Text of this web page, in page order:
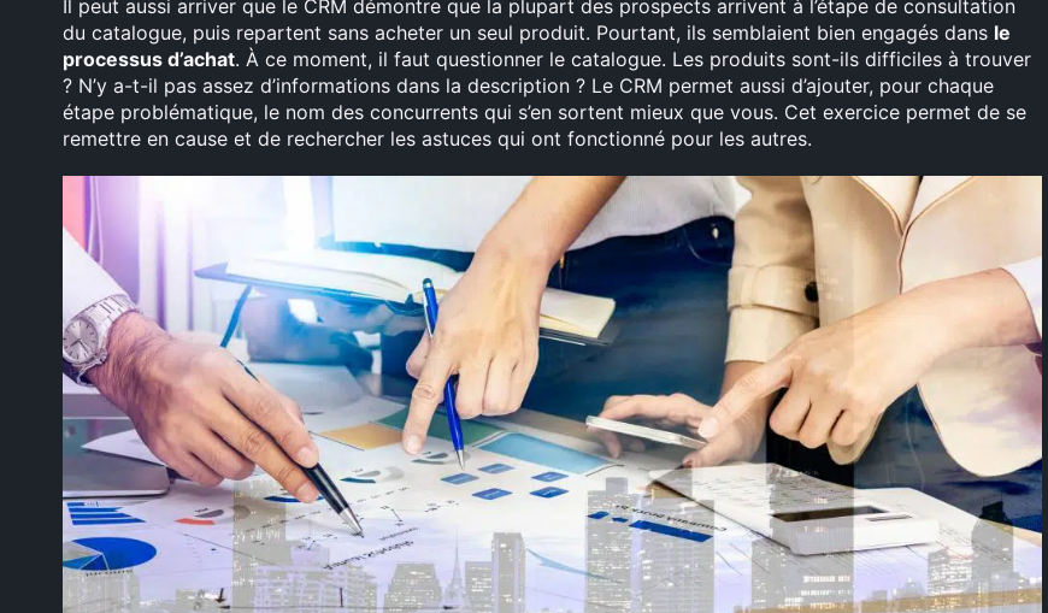
Il peut aussi arriver que le CRM démontre que la plupart des prospects arrivent à l’étape de consultation
du catalogue, puis repartent sans acheter un seul produit. Pourtant, ils semblaient bien engagés dans le
processus d’achat. À ce moment, il faut questionner le catalogue. Les produits sont-ils difficiles à trouver
? N’y a-t-il pas assez d’informations dans la description ? Le CRM permet aussi d’ajouter, pour chaque
étape problématique, le nom des concurrents qui s’en sortent mieux que vous. Cet exercice permet de se
remettre en cause et de rechercher les astuces qui ont fonctionné pour les autres.